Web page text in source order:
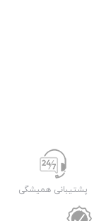
پشتیبانی همیشگی